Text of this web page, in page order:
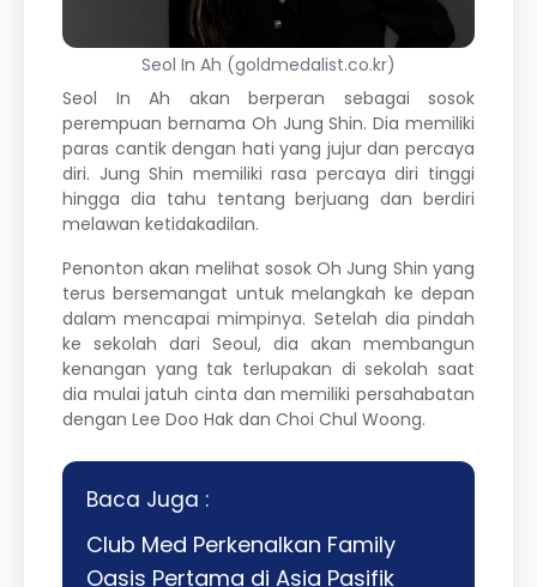
Seol In Ah (goldmedalist.co.kr)
Seol In Ah akan berperan sebagai sosok
perempuan bernama Oh Jung Shin. Dia memiliki
paras cantik dengan hati yang jujur dan percaya
diri. Jung Shin memiliki rasa percaya diri tinggi
hingga dia tahu tentang berjuang dan berdiri
melawan ketidakadilan.
Penonton akan melihat sosok Oh Jung Shin yang
terus bersemangat untuk melangkah ke depan
dalam mencapai mimpinya. Setelah dia pindah
ke sekolah dari Seoul, dia akan membangun
kenangan yang tak terlupakan di sekolah saat
dia mulai jatuh cinta dan memiliki persahabatan
dengan Lee Doo Hak dan Choi Chul Woong.
Baca Juga :
Club Med Perkenalkan Family
Oasis Pertama di Asia Pasifik